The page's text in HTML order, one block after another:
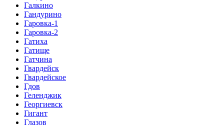
Галкино
Гандурино
Гаровка-1
Гаровка-2
Гатиха
Гатище
Гатчина
Гвардейск
Гвардейское
Гдов
Геленджик
Георгиевск
Гигант
Глазов